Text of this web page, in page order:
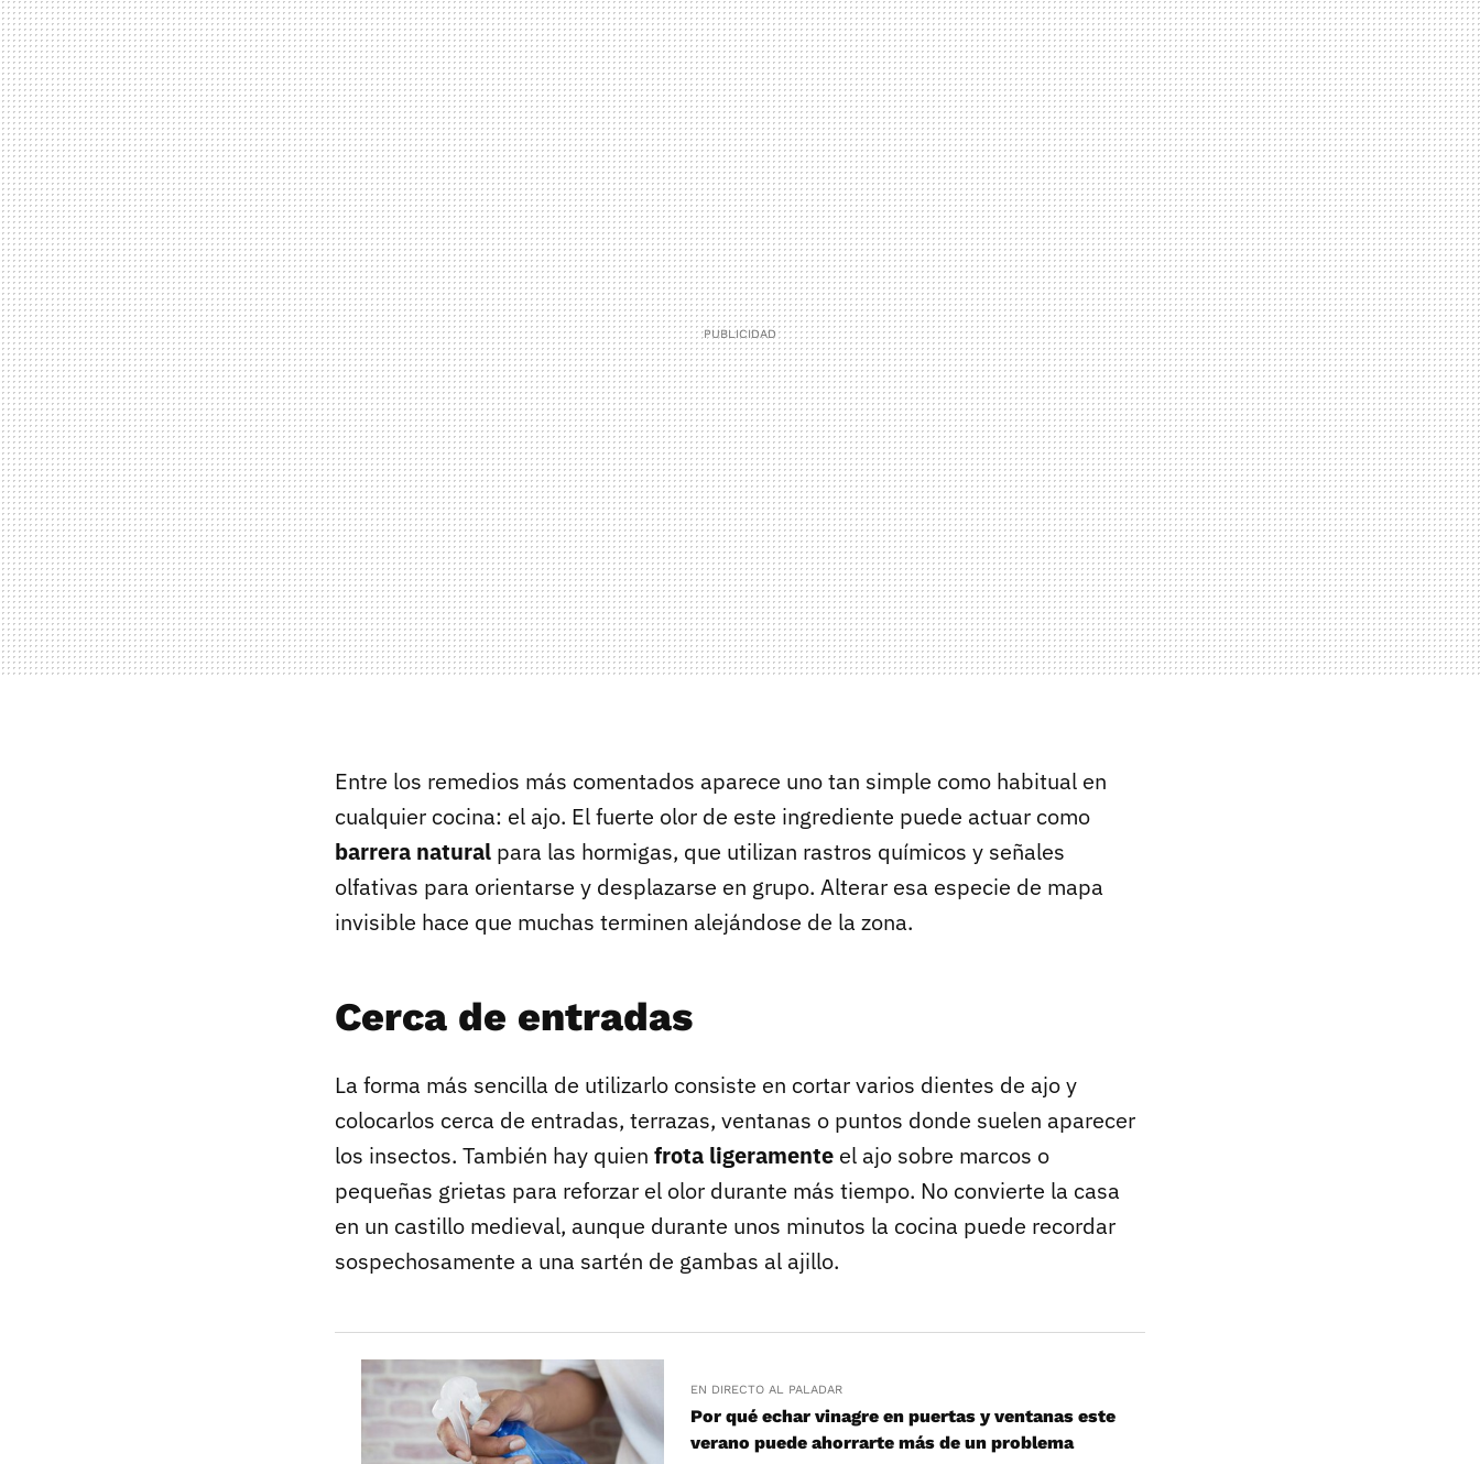
Entre los remedios más comentados aparece uno tan simple como habitual en
cualquier cocina: el ajo. El fuerte olor de este ingrediente puede actuar como
barrera natural para las hormigas, que utilizan rastros químicos y señales
olfativas para orientarse y desplazarse en grupo. Alterar esa especie de mapa
invisible hace que muchas terminen alejándose de la zona.
Cerca de entradas
La forma más sencilla de utilizarlo consiste en cortar varios dientes de ajo y
colocarlos cerca de entradas, terrazas, ventanas o puntos donde suelen aparecer
los insectos. También hay quien frota ligeramente el ajo sobre marcos o
pequeñas grietas para reforzar el olor durante más tiempo. No convierte la casa
en un castillo medieval, aunque durante unos minutos la cocina puede recordar
sospechosamente a una sartén de gambas al ajillo.
EN DIRECTO AL PALADAR
Por qué echar vinagre en puertas y ventanas este
verano puede ahorrarte más de un problema